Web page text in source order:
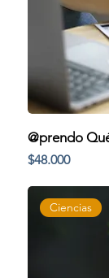
@prendo
Precio
$48.000
Ciencias